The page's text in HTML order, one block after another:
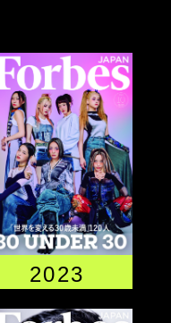
2023